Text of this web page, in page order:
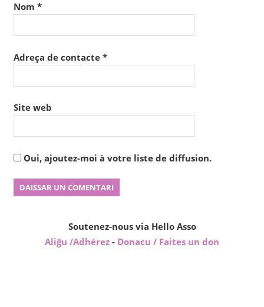
Nom *
Adreça de contacte *
Site web
Oui, ajoutez-moi à votre liste de diffusion.
Soutenez-nous via Hello Asso
Aliĝu /Adhérez - Donacu / Faites un don